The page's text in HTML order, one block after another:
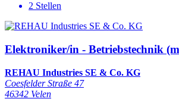
2 Stellen
Elektroniker/in - Betriebstechnik
REHAU Industries SE & Co. KG
Coesfelder Straße 47
46342 Velen